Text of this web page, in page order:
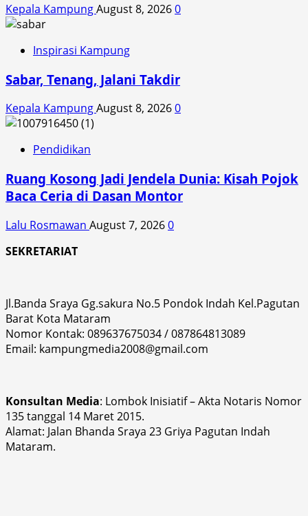
Kepala KampungAugust 8, 20260
Inspirasi Kampung
Sabar, Tenang, Jalani Takdir
Kepala KampungAugust 8, 20260
Pendidikan
Ruang Kosong Jadi Jendela Dunia: Kisah Pojok
Baca Ceria di Dasan Montor
Lalu Rosmawan August 7, 20260
SEKRETARIAT
Jl.Banda Sraya Gg.sakura No.5 Pondok Indah Kel.Pagutan
Barat Kota Mataram
Nomor Kontak: 089637675034 / 087864813089
Email: kampungmedia2008@gmail.com
Konsultan Media: Lombok Inisiatif – Akta Notaris Nomor
135 tanggal 14 Maret 2015.
Alamat: Jalan Bhanda Sraya 23 Griya Pagutan Indah
Mataram.